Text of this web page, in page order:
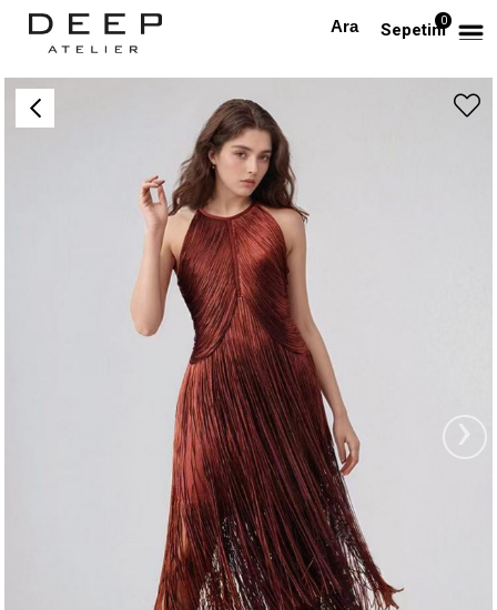
Sepetim0
Anasayfa TÜM ELBİSELER Püsküllü Kiremit Tasarım Midi Elbise
›